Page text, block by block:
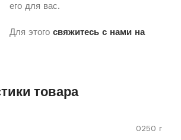
его для вас.
Для этого свяжитесь с нами на
товара
0250 г